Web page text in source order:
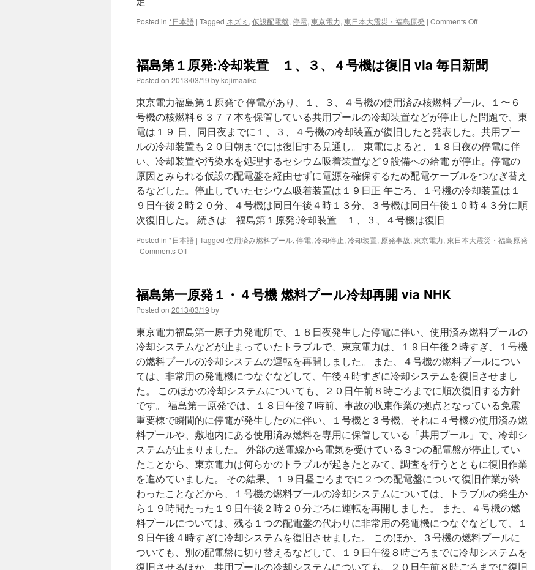
Posted in *日本語 | Tagged ネズミ , 仮設配電盤, 停電, 東京電力, 東日本大震災・福島原発 | Comments Offon
１
設
配
電
盤
に
ネ
ズ
ミ？
の
死
ー
via
日
本
経
済
新
聞
福島第１原発:冷却装置 １、３、４号機は復旧 via 毎日新聞
Posted on 2013/03/19 bykojimaaiko
東京電力福島第１原発で 停電があり、１、３、４号機の使用済み核燃料プール、１〜６
号機の核燃料６３７７本を保管している共用プールの冷却装置などが停止した問題で、東
電は１９ 日、同日夜までに１、３、４号機の冷却装置が復旧したと発表した。共用プー
ルの冷却装置も２０日朝までには復旧する見通し。 東電によると、１８日夜の停電に伴
い、冷却装置や汚染水を処理するセシウム吸着装置など９設備への給電 が停止。停電の
原因とみられる仮設の配電盤を経由せずに電源を確保するため配電ケーブルをつなぎ替え
るなどした。停止していたセシウム吸着装置は１９日正 午ごろ、１号機の冷却装置は１
９日午後２時２０分、４号機は同日午後４時１３分、３号機は同日午後１０時４３分に順
次復旧した。 続きは 福島第１原発:冷却装置 １、３、４号機は復旧
Posted in *日本語 | Tagged 使用済み燃料プール, 停電, 冷却停止, 冷却装置, 原発事故, 東京電力, 東日本大震災・福島原発
| Comments Offon
１
原
発:
冷
却
装
置
１、
３、
４
号
機
は
復
旧
via
毎
日
新
聞
福島第一原発１・４号機 燃料プール冷却再開 via NHK
Posted on 2013/03/19 by
東京電力福島第一原子力発電所で、１８日夜発生した停電に伴い、使用済み燃料プールの
冷却システムなどが止まっていたトラブルで、東京電力は、１９日午後２時すぎ、１号機
の燃料プールの冷却システムの運転を再開しました。 また、４号機の燃料プールについ
ては、非常用の発電機につなぐなどして、午後４時すぎに冷却システムを復旧させまし
た。 このほかの冷却システムについても、２０日午前８時ごろまでに順次復旧する方針
です。 福島第一原発では、１８日午後７時前、事故の収束作業の拠点となっている免震
重要棟で瞬間的に停電が発生したのに伴い、１号機と３号機、それに４号機の使用済み燃
料プールや、敷地内にある使用済み燃料を専用に保管している「共用プール」で、冷却シ
ステムが止まりました。 外部の送電線から電気を受けている３つの配電盤が停止してい
たことから、東京電力は何らかのトラブルが起きたとみて、調査を行うとともに復旧作業
を進めていました。 その結果、１９日昼ごろまでに２つの配電盤について復旧作業が終
わったことなどから、１号機の燃料プールの冷却システムについては、トラブルの発生か
ら１９時間たった１９日午後２時２０分ごろに運転を再開しました。 また、４号機の燃
料プールについては、残る１つの配電盤の代わりに非常用の発電機につなぐなどして、１
９日午後４時すぎに冷却システムを復旧させました。 このほか、３号機の燃料プールに
ついても、別の配電盤に切り替えるなどして、１９日午後８時ごろまでに冷却システムを
復旧させるほか、共用プールの冷却システムについても、２０日午前８時ごろまでに復旧